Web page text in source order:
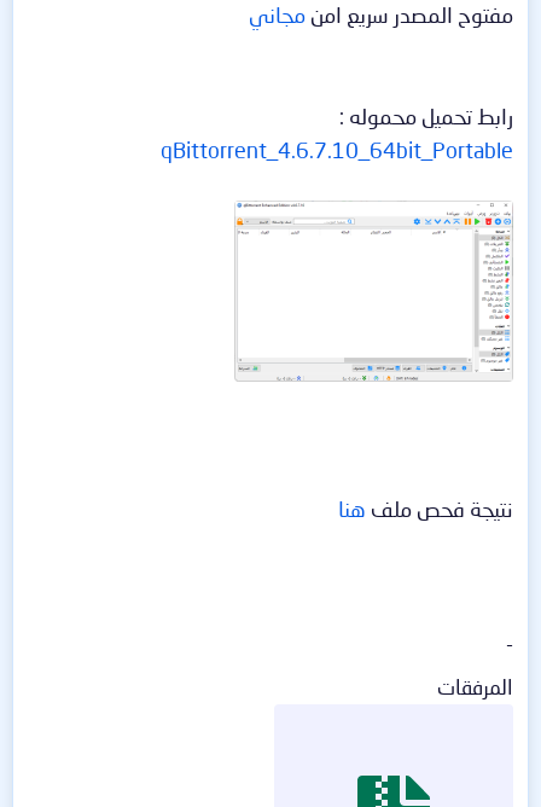
مفتوح المصدر سريع امن مجاني
رابط تحميل محموله :
qBittorrent_4.6.7.10_64bit_Portable
نتيجة فحص ملف هنا
-
المرفقات